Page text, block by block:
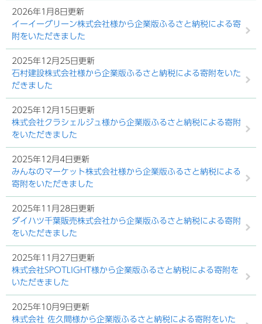
2026年1月8日更新
イーイーグリーン株式会社様から企業版ふるさと納税による寄
附をいただきました
2025年12月25日更新
石村建設株式会社様から企業版ふるさと納税による寄附をいた
だきました
2025年12月15日更新
株式会社クラシェルジュ様から企業版ふるさと納税による寄附
をいただきました
2025年12月4日更新
みんなのマーケット株式会社様から企業版ふるさと納税による
寄附をいただきました
2025年11月28日更新
ダイハツ千葉販売株式会社から企業版ふるさと納税による寄附
をいただきました
2025年11月27日更新
株式会社SPOTLIGHT様から企業版ふるさと納税による寄附を
いただきました
2025年10月9日更新
株式会社 佐久間様から企業版ふるさと納税による寄附をいた